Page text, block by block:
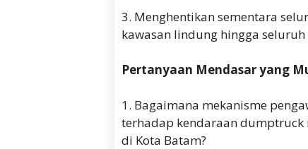
3. Menghentikan sementara
kawasan lindung hingga
Pertanyaan Mendasar yang
1. Bagaimana mekanisme
terhadap kendaraan dumptruck
di Kota Batam?